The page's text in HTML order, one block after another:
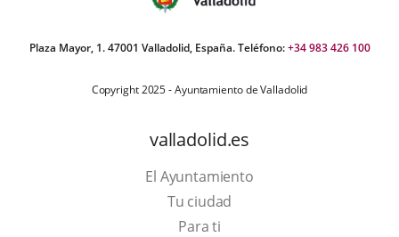
Plaza Mayor, 1. 47001 Valladolid, España. Teléfono:+34 983 426 100
Copyright 2025 - Ayuntamiento de Valladolid
valladolid.es
El Ayuntamiento
Tu ciudad
Para ti